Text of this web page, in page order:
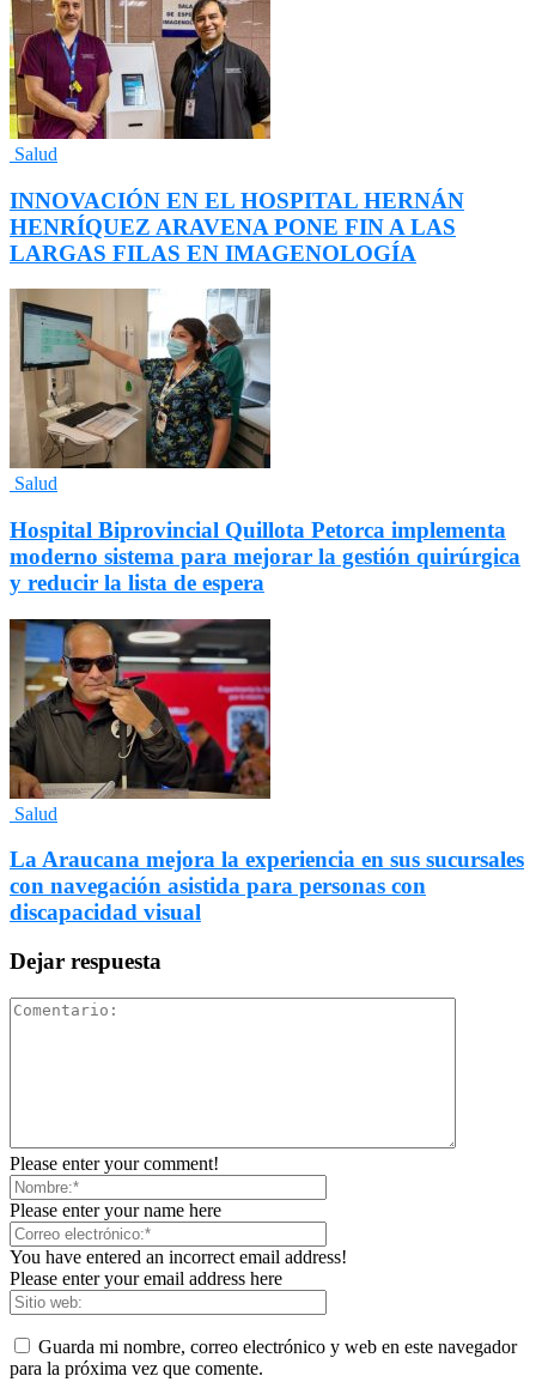
Salud
INNOVACIÓN EN EL HOSPITAL HERNÁN
HENRÍQUEZ ARAVENA PONE FIN A LAS
LARGAS FILAS EN IMAGENOLOGÍA
Salud
Hospital Biprovincial Quillota Petorca implementa
moderno sistema para mejorar la gestión quirúrgica
y reducir la lista de espera
Salud
La Araucana mejora la experiencia en sus sucursales
con navegación asistida para personas con
discapacidad visual
Dejar respuesta
Please enter your comment!
Please enter your name here
You have entered an incorrect email address!
Please enter your email address here
Guarda mi nombre, correo electrónico y web en este navegador
para la próxima vez que comente.